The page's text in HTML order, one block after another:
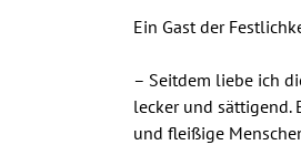
Ein Gast der
– Seitdem liebe ich
lecker und sättigend.
und fleißige